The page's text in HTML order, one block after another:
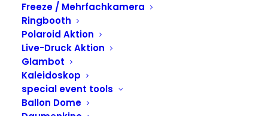
Freeze / Mehrfachkamera
Ringbooth
Polaroid Aktion
Live-Druck Aktion
Glambot
Kaleidoskop
special event tools
Ballon Dome